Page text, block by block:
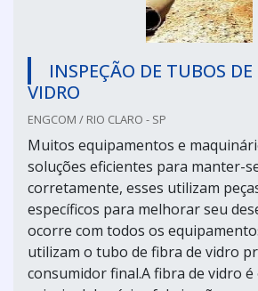
INSPEÇÃO DE TUBOS DE
VIDRO
ENGCOM / RIO CLARO - SP
Muitos equipamentos e
soluções eficientes para manter-
corretamente, esses utilizam
específicos para melhorar seu
ocorre com todos os
utilizam o tubo de fibra de vidro
consumidor final.A fibra de vidro